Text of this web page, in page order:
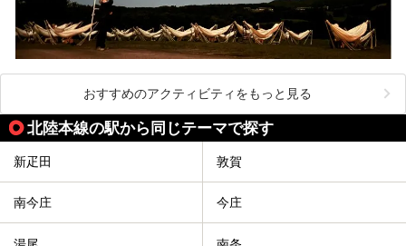
おすすめのアクティビティをもっと見る
北陸本線の駅から同じテーマで探す
新疋田 敦賀
南今庄 今庄